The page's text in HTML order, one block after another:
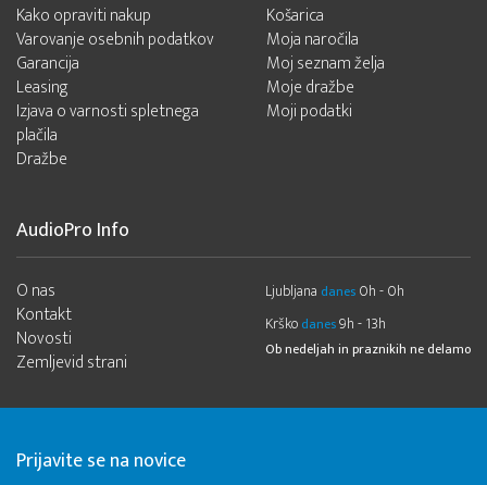
Kako opraviti nakup
Varovanje osebnih podatkov
Garancija
Leasing
Izjava o varnosti spletnega
plačila
Dražbe
Košarica
Moja naročila
Moj seznam želja
Moje dražbe
Moji podatki
AudioPro Info
O nas
Kontakt
Novosti
Zemljevid strani
Ljubljana danes 0h - 0h
Krško danes9h - 13h
Ob nedeljah in praznikih ne delamo
Prijavite se na novice